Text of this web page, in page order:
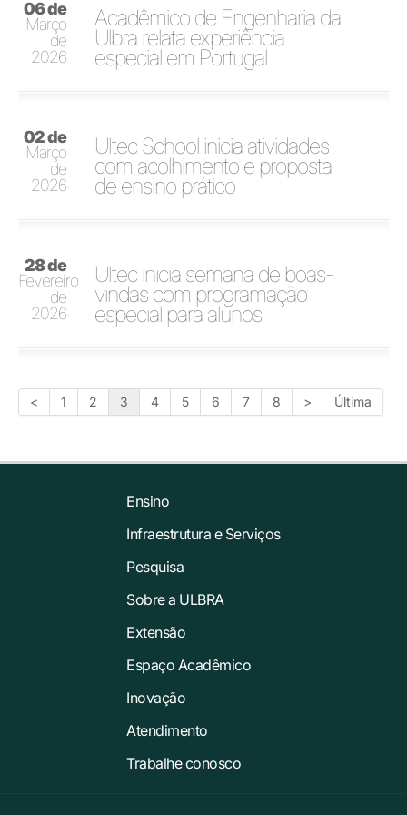
06 de
Março
de
2026
Acadêmico de Engenharia da
Ulbra relata experiência
especial em Portugal
02 de
Março
de
2026
Ultec School inicia atividades
com acolhimento e proposta
de ensino prático
28 de
Fevereiro
de
2026
Ultec inicia semana de boas-
vindas com programação
especial para alunos
< 1 2 3 4 5 6 7 8 > Última
Ensino
Infraestrutura e Serviços
Pesquisa
Sobre a ULBRA
Extensão
Espaço Acadêmico
Inovação
Atendimento
Trabalhe conosco